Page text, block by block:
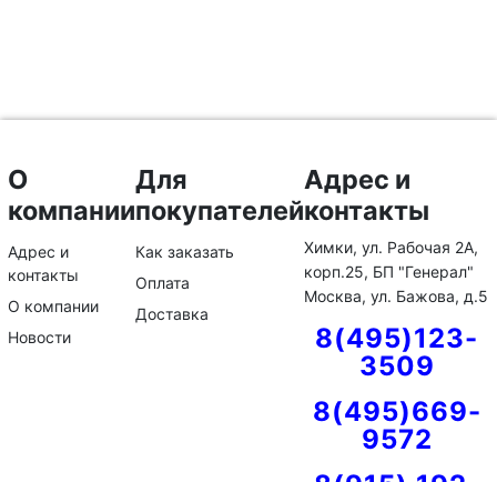
О
компании
Адрес и
контакты
О компании
Новости
Для
покупателей
Как заказать
Оплата
Доставка
Адрес и
контакты
Химки, ул. Рабочая 2А,
корп.25, БП "Генерал"
Москва, ул. Бажова, д.5
8(495)123-
3509
8(495)669-
9572